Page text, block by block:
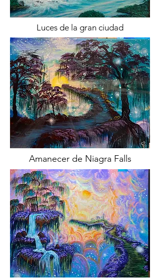
Luces de la gran ciudad
Amanecer de Niagra Falls